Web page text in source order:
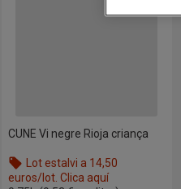
CUNE Vi negre Rioja criança
Lot estalvi a 14,50
euros/lot. Clica aquí